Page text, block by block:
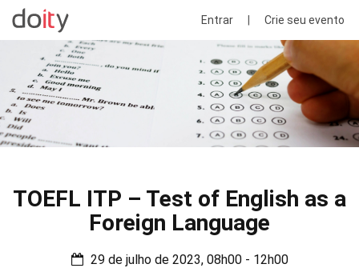
Entrar Crie seu evento
TOEFL ITP – Test of English as a
Foreign Language
29 de julho de 2023, 08h00 - 12h00